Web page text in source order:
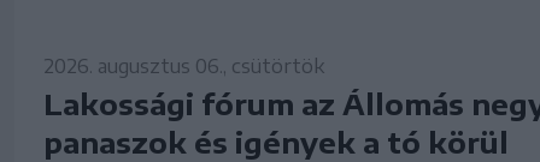
2026. augusztus 06., csütörtök
Lakossági fórum az Állomás
panaszok és igények a tó körül